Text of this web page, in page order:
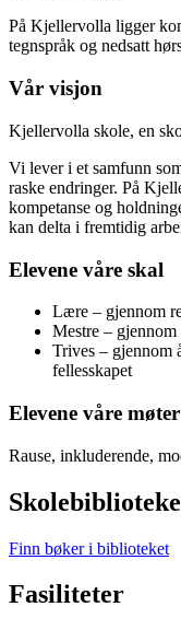
På Kjellervolla ligger
tegnspråk og nedsatt
Vår visjon
Kjellervolla skole, en
Vi lever i et samfunn
raske endringer. På
kompetanse og
kan delta i fremtidig
Elevene våre skal
Lære – gjennom
Mestre –
Trives – gjennom
fellesskapet
Elevene våre
Rause, inkluderende,
Finn bøker i biblioteket
Fasiliteter